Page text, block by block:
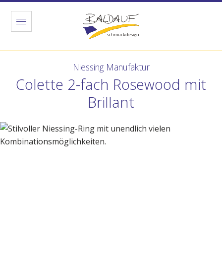
Niessing Manufaktur
Colette 2-fach Rosewood mit
Brillant